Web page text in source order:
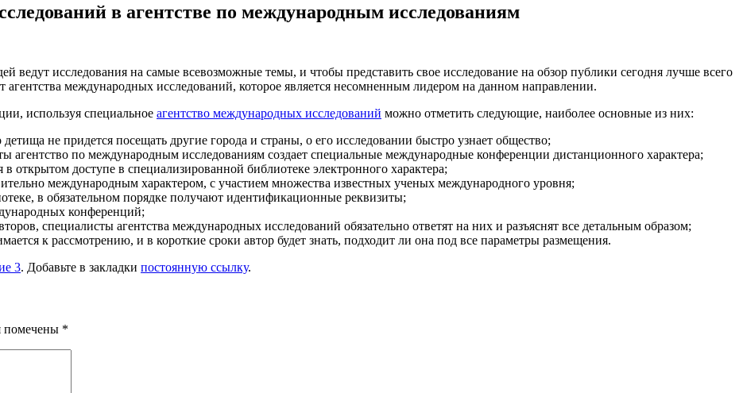
в агентстве по международным исследованиям
ведут исследования на самые всевозможные темы, и чтобы представить свое исследование на обзор публики сегодня лучше всего
агентства международных исследований, которое является несомненным лидером на данном направлении.
используя специальное агентство международных исследований можно отметить следующие, наиболее основные из них:
не придется посещать другие города и страны, о его исследовании быстро узнает общество;
по международным исследованиям создает специальные международные конференции дистанционного характера;
доступе в специализированной библиотеке электронного характера;
международным характером, с участием множества известных ученых международного уровня;
в обязательном порядке получают идентификационные реквизиты;
конференций;
специалисты агентства международных исследований обязательно ответят на них и разъяснят все детальным образом;
к рассмотрению, и в короткие сроки автор будет знать, подходит ли она под все параметры размещения.
3. Добавьте в закладки постоянную ссылку.
помечены *